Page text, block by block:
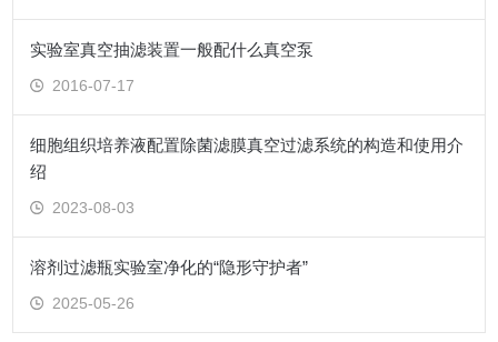
实验室真空抽滤装置一般配什么真空泵
2016-07-17
细胞组织培养液配置除菌滤膜真空过滤系统的构造和使用介
绍
2023-08-03
溶剂过滤瓶实验室净化的“隐形守护者”
2025-05-26